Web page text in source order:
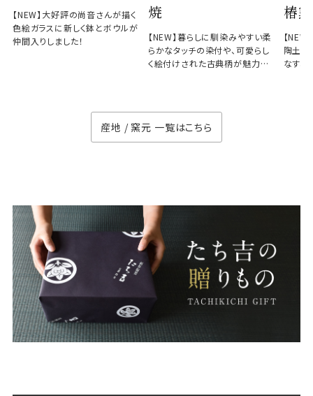
【NEW】大好評の尚音さんが描く
色絵ガラスに新しく鉢とボウルが
仲間入りしました！
焼
【NEW】暮らしに馴染みやすい柔
らかなタッチの染付や、可愛らし
く絵付けされた古典柄が魅力の
椿窯
【
陶土と
なす、
産地 / 窯元 一覧はこちら